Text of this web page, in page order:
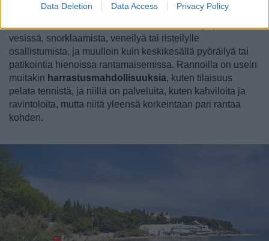
Data Deletion Data Access Privacy Policy
kaikkein vilkkaimpinakin matkustusaikoina. Aktiiviloma
vesissä, snorklaamista, veneilyä tai risteilylle
osallistumista, ja muulloin kuin keskikesällä pyöräilyä tai
patikointia hienoissa rantamaisemissa. Rannoilla on usein
muitakin harrastusmahdollisuuksia, kuten tilaisuus
pelata tennistä, ja niillä on palveluita, kuten kahviloita ja
ravintoloita, mutta niitä yleensä korkeintaan pari rantaa
kohden.